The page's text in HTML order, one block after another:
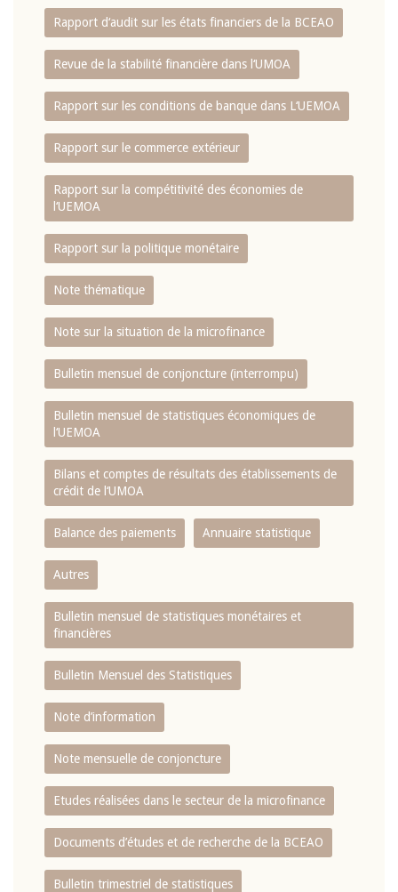
Rapport d‘audit sur les états financiers de la BCEAO
Revue de la stabilité financière dans l‘UMOA
Rapport sur les conditions de banque dans L‘UEMOA
Rapport sur le commerce extérieur
Rapport sur la compétitivité des économies de
l‘UEMOA
Rapport sur la politique monétaire
Note thématique
Note sur la situation de la microfinance
Bulletin mensuel de conjoncture (interrompu)
Bulletin mensuel de statistiques économiques de
l‘UEMOA
Bilans et comptes de résultats des établissements de
crédit de l‘UMOA
Balance des paiements Annuaire statistique
Autres
Bulletin mensuel de statistiques monétaires et
financières
Bulletin Mensuel des Statistiques
Note d’information
Note mensuelle de conjoncture
Etudes réalisées dans le secteur de la microfinance
Documents d’études et de recherche de la BCEAO
Bulletin trimestriel de statistiques